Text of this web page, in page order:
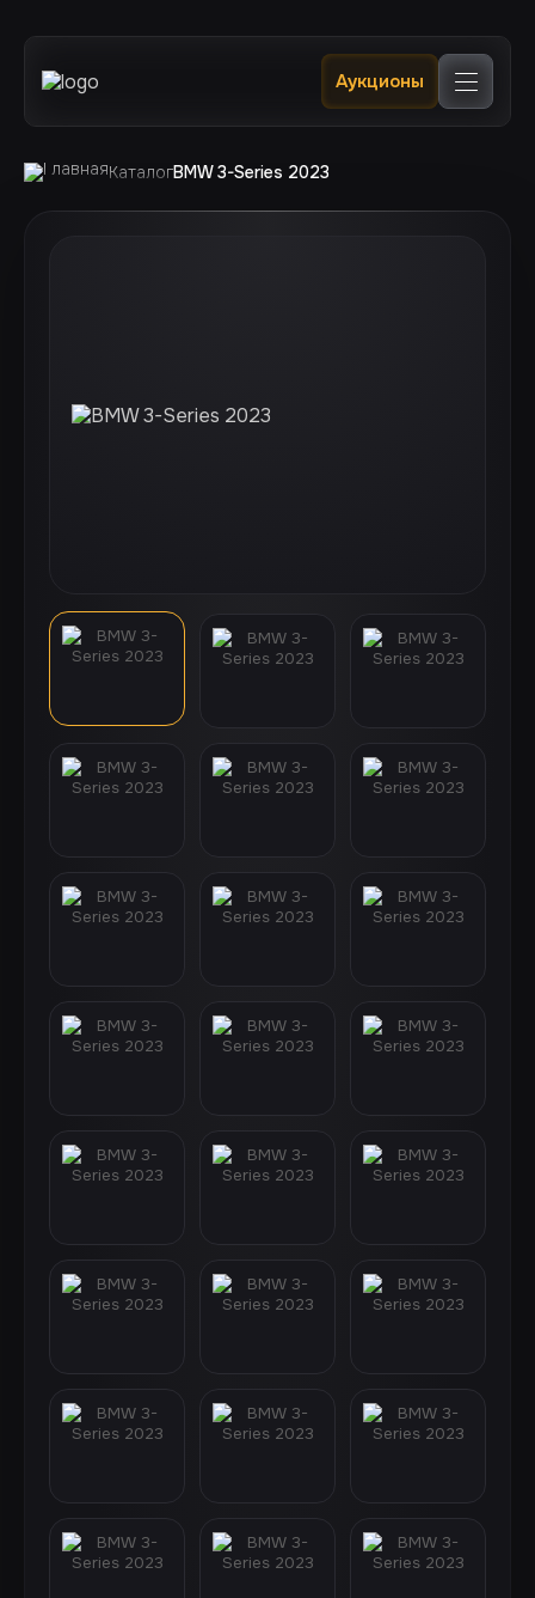
Главная
Каталог
Клиентам
Отслеживание
Контакты
Аукционы
КаталогBMW 3-Series 2023